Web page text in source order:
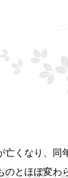
亡くなり、同
とほぼ変わ